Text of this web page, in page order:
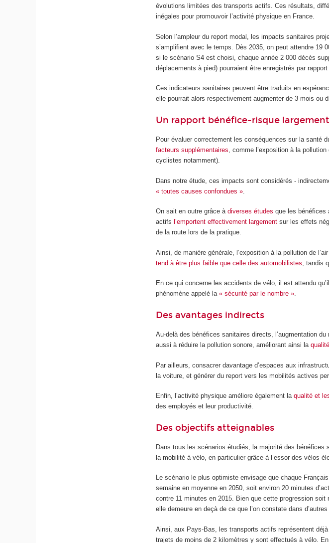
évolutions limitées des transports actifs. Ces résultats,
inégales pour promouvoir l’activité physique en France.
Selon l’ampleur du report modal, les impacts sanitaires
s’amplifient avec le temps. Dès 2035, on peut attendre 19
si le scénario S4 est choisi, chaque année 2 000 décès
déplacements à pied) pourraient être enregistrés par rapport
Ces indicateurs sanitaires peuvent être traduits en
elle pourrait alors respectivement augmenter de 3 mois ou
Un rapport bénéfice-risque
Pour évaluer correctement les conséquences sur la santé
facteurs supplémentaires, comme l’exposition à la
cyclistes notamment).
Dans notre étude, ces impacts sont considérés -
« toutes causes confondues »
On sait en outre grâce àdiverses études que les bénéfices
actifs l’emportent effectivement largement sur les effets
de la route lors de la pratique.
Ainsi, de manière générale, l’exposition à la pollution de
tend à être plus faible que celle des automobilistes , tandis
En ce qui concerne les accidents de vélo, il est attendu
phénomène appelé la« sécurité par le nombre ».
Des avantages indirects
Au-delà des bénéfices sanitaires directs, l’augmentation
aussi à réduire la pollution sonore, améliorant ainsi la
Par ailleurs, consacrer davantage d’espaces aux
la voiture, et générer du report vers les mobilités actives
Enfin, l’activité physique améliore également laqualité et
des employés et leur productivité.
Des objectifs atteignables
Dans tous les scénarios étudiés, la majorité des
la mobilité à vélo, en particulier grâce à l’essor des vélos
Le scénario le plus optimiste envisage que chaque
semaine en moyenne en 2050, soit environ 20 minutes
contre 11 minutes en 2015. Bien que cette progression
elle demeure en deçà de ce que l’on constate dans
Ainsi, aux Pays-Bas, les transports actifs représentent
trajets de moins de 2 kilomètres y sont effectués à vélo.